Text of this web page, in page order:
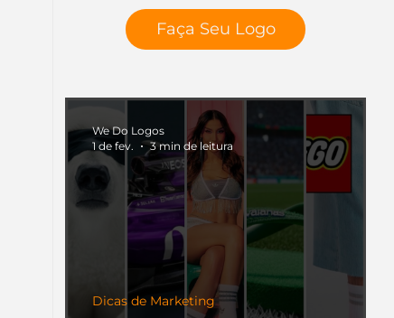
Faça Seu Logo
Dicas de Marketing
We Do Logos
1 de fev.
3 min de leitura